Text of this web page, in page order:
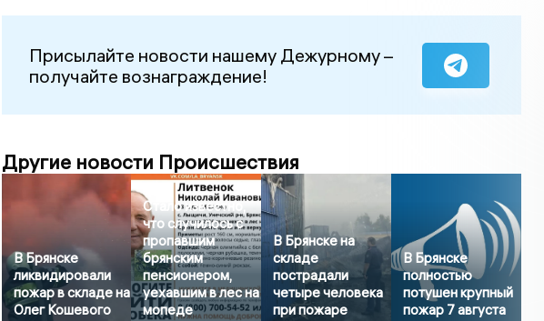
Присылайте новости нашему Дежурному –
получайте вознаграждение!
Другие новости Происшествия
В Брянске
ликвидировали
пожар в складе на
Олег Кошевого
Стало известно,
что случилось с
пропавшим
брянским
пенсионером,
уехавшим в лес на
мопеде
В Брянске на
складе
пострадали
четыре человека
при пожаре
В Брянске
полностью
потушен крупный
пожар 7 августа